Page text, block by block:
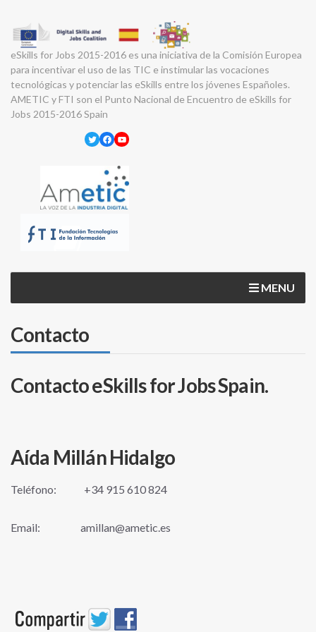
eSkills for Jobs 2015-2016 es una iniciativa de la Comisión Europea
para incentivar el uso de las TIC e instimular las vocaciones
tecnológicas y potenciar las eSkills entre los jóvenes Españoles.
AMETIC y FTI son el Punto Nacional de Encuentro de eSkills for
Jobs 2015-2016 Spain
Twitter
Facebook
YouTube
MENU
Contacto
Contacto eSkills for Jobs Spain.
Aída Millán Hidalgo
Teléfono: +34 915 610 824
Email: amillan@ametic.es